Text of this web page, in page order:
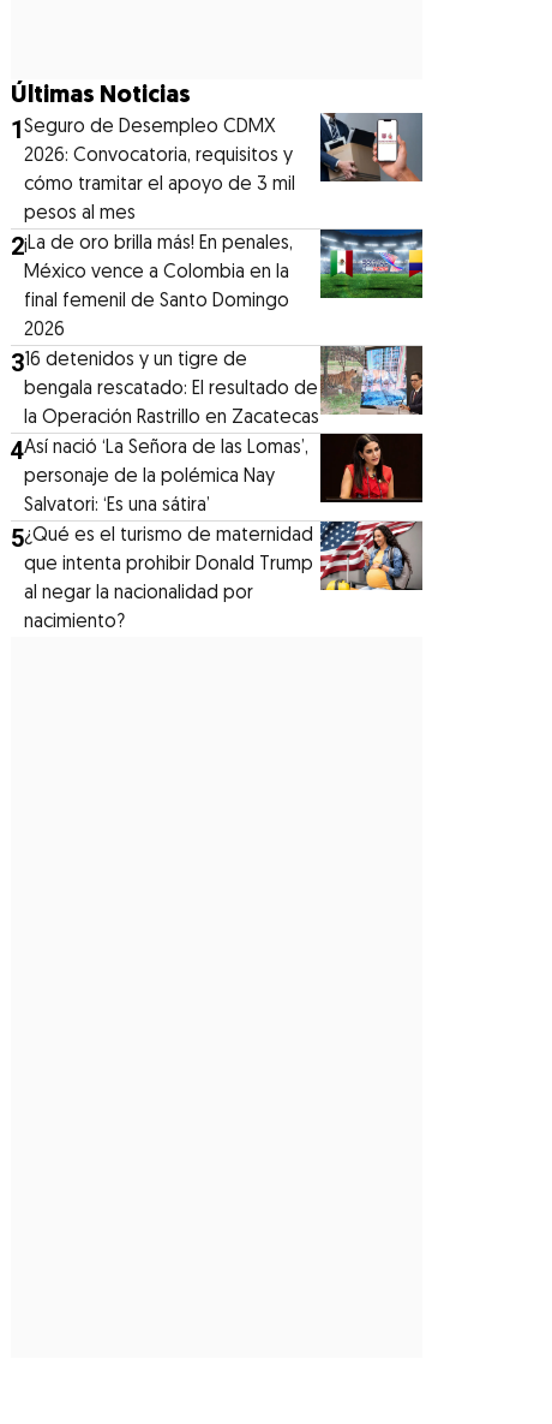
Últimas Noticias
1Seguro de Desempleo CDMX
2026: Convocatoria, requisitos y
cómo tramitar el apoyo de 3 mil
pesos al mes
2¡La de oro brilla más! En penales,
México vence a Colombia en la
final femenil de Santo Domingo
2026
3 16 detenidos y un tigre de
bengala rescatado: El resultado de
la Operación Rastrillo en Zacatecas
4⁠Así nació ‘La Señora de las Lomas’,
personaje de la polémica Nay
Salvatori: ‘Es una sátira’
5¿Qué es el turismo de maternidad
que intenta prohibir Donald Trump
al negar la nacionalidad por
nacimiento?